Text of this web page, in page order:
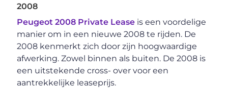
2008
Peugeot 2008 Private Lease is een voordelige
manier om in een nieuwe 2008 te rijden. De
2008 kenmerkt zich door zijn hoogwaardige
afwerking. Zowel binnen als buiten. De 2008 is
een uitstekende cross- over voor een
aantrekkelijke leaseprijs.